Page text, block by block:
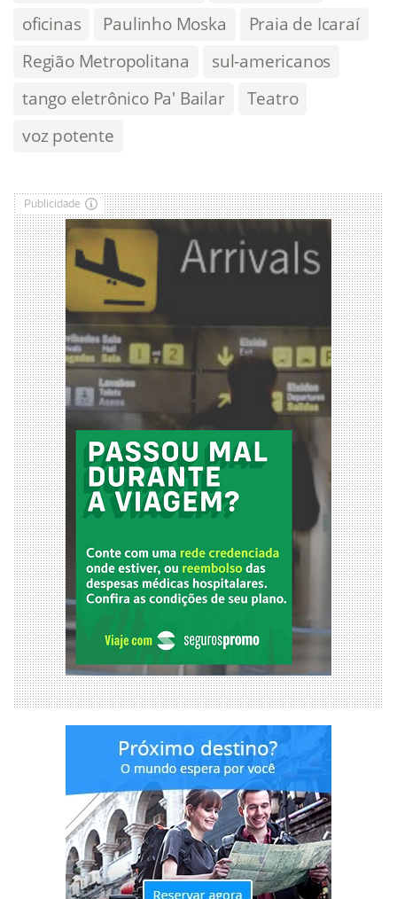
oficinas
Paulinho Moska
Praia de Icaraí
Região Metropolitana
sul-americanos
tango eletrônico Pa' Bailar
Teatro
voz potente
Publicidade